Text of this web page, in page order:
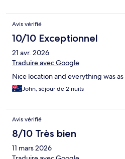
Avis vérifié
10/10 Exceptionnel
21 avr. 2026
Traduire avec Google
Nice location and everything was
John, séjour de 2 nuits
Avis vérifié
8/10 Très bien
11 mars 2026